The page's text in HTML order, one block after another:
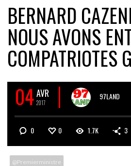
BERNARD
NOUS AVONS
COMPATRIOTES
04 AVR
2017
97LAND
0 0 1.7K 3
@Premierministre